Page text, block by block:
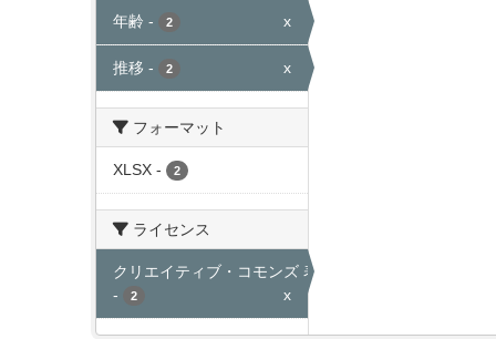
年齢 - 2 x
推移 - 2 x
フォーマット
XLSX - 2
ライセンス
クリエイティブ・コモンズ 表示
-
2 x